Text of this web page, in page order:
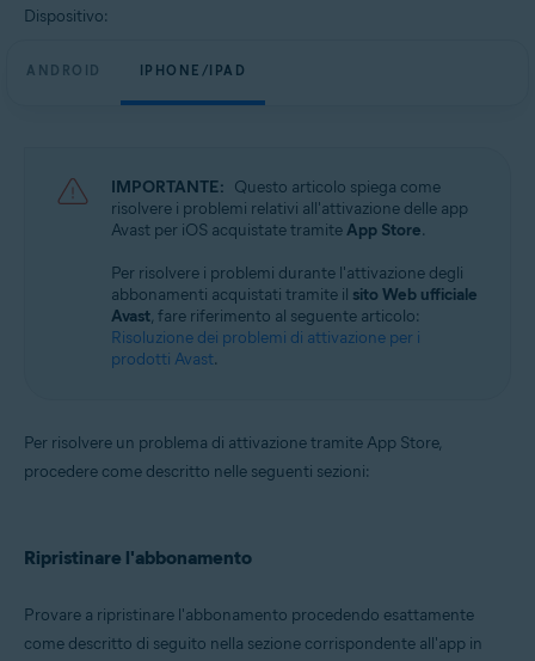
Prodotti:
Avast Cleanup 23.x per Android
Sistemi operativi:
Google Android 8.0 (Oreo, API 26) o versioni successive
Dispositivo:
ANDROID IPHONE/IPAD
IMPORTANTE: Questo articolo spiega come
risolvere i problemi relativi all'attivazione delle app
Avast per iOS acquistate tramiteApp Store.
Per risolvere i problemi durante l'attivazione degli
abbonamenti acquistati tramite il sito Web ufficiale
Avast, fare riferimento al seguente articolo:
Risoluzione dei problemi di attivazione per i
prodotti Avast.
Per risolvere un problema di attivazione tramite App Store,
procedere come descritto nelle seguenti sezioni:
Ripristinare l'abbonamento
Provare a ripristinare l'abbonamento procedendo esattamente
come descritto di seguito nella sezione corrispondente all'app in